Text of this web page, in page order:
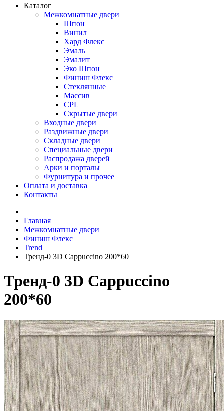
Каталог
Межкомнатные двери
Шпон
Винил
Хард Флекс
Эмаль
Эмалит
Эко Шпон
Финиш Флекс
Стеклянные
Массив
CPL
Скрытые двери
Входные двери
Раздвижные двери
Складные двери
Специальные двери
Распродажа дверей
Арки и порталы
Фурнитура и прочее
Оплата и доставка
Контакты
Главная
Межкомнатные двери
Финиш Флекс
Trend
Тренд-0 3D Cappuccino 200*60
Тренд-0 3D Cappuccino
200*60